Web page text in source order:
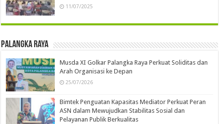
11/07/2025
Palangka Raya
Musda XI Golkar Palangka Raya Perkuat Soliditas dan
Arah Organisasi ke Depan
25/07/2026
Bimtek Penguatan Kapasitas Mediator Perkuat Peran
ASN dalam Mewujudkan Stabilitas Sosial dan
Pelayanan Publik Berkualitas